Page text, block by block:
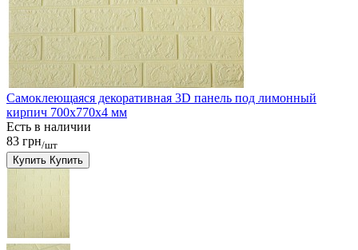
Самоклеющаяся декоративная 3D панель под лимонный
кирпич 700x770x4 мм
Есть в наличии
83 грн/шт
Купить Купить